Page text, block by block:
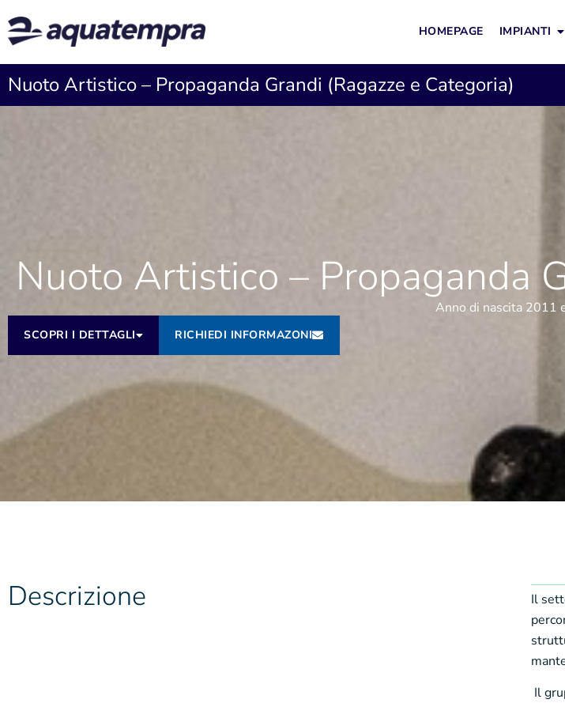
HOMEPAGE IMPIANTI
Nuoto Artistico – Propaganda Grandi (Ragazze e Categoria)
Nuoto Artistico – Propaganda
Anno di nascita 2011
SCOPRI I DETTAGLI RICHIEDI INFORMAZONI
Descrizione
Il
Il